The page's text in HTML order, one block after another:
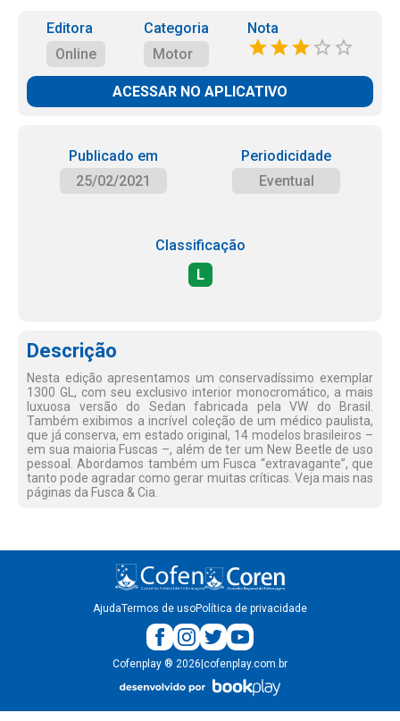
Editora
Online
Categoria
Motor
Nota
ACESSAR NO APLICATIVO
Publicado em
25/02/2021
Periodicidade
Eventual
Classificação
L
Descrição
Nesta edição apresentamos um conservadíssimo exemplar
1300 GL, com seu exclusivo interior monocromático, a mais
luxuosa versão do Sedan fabricada pela VW do Brasil.
Também exibimos a incrível coleção de um médico paulista,
que já conserva, em estado original, 14 modelos brasileiros –
em sua maioria Fuscas –, além de ter um New Beetle de uso
pessoal. Abordamos também um Fusca “extravagante”, que
tanto pode agradar como gerar muitas críticas. Veja mais nas
páginas da Fusca & Cia.
AjudaTermos de usoPolítica de privacidade
Cofenplay ® 2026 cofenplay.com.br